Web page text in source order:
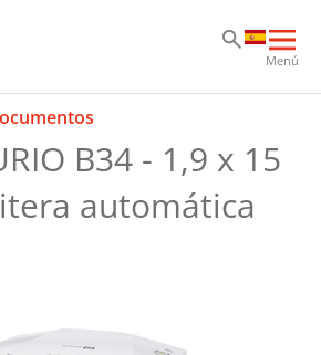
Menú
B34 - 1,9 x 15
automática